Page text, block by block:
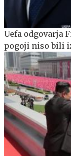
Uefa odgovarja
pogoji niso bili